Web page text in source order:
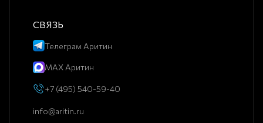
СВЯЗЬ
Телеграм Аритин
MAX Аритин
+7 (495) 540-59-40
info@aritin.ru